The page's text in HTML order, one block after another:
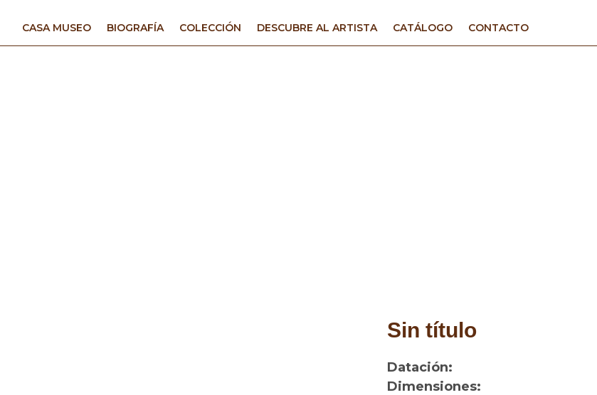
CASA MUSEO BIOGRAFÍA COLECCIÓN DESCUBRE AL ARTISTA CATÁLOGO CONTACTO
Sin título
Datación:
Dimensiones: